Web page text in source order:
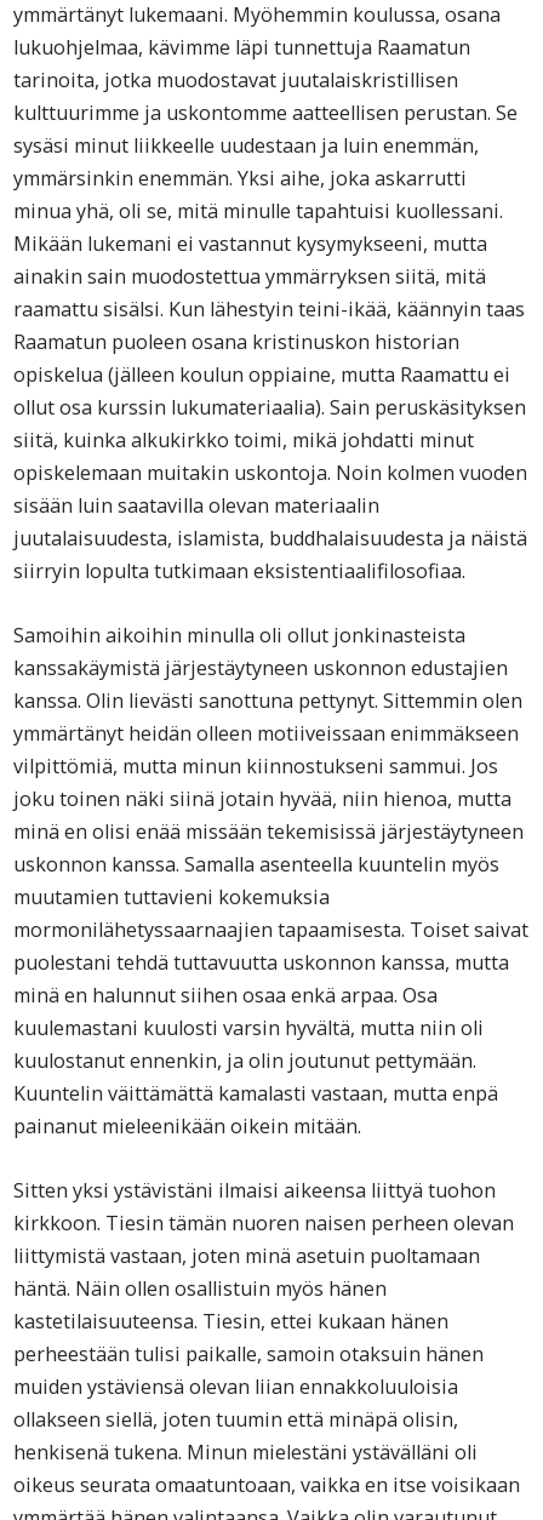
ymmärtänyt lukemaani. Myöhemmin koulussa, osana
lukuohjelmaa, kävimme läpi tunnettuja Raamatun
tarinoita, jotka muodostavat juutalaiskristillisen
kulttuurimme ja uskontomme aatteellisen perustan. Se
sysäsi minut liikkeelle uudestaan ja luin enemmän,
ymmärsinkin enemmän. Yksi aihe, joka askarrutti
minua yhä, oli se, mitä minulle tapahtuisi kuollessani.
Mikään lukemani ei vastannut kysymykseeni, mutta
ainakin sain muodostettua ymmärryksen siitä, mitä
raamattu sisälsi. Kun lähestyin teini-ikää, käännyin taas
Raamatun puoleen osana kristinuskon historian
opiskelua (jälleen koulun oppiaine, mutta Raamattu ei
ollut osa kurssin lukumateriaalia). Sain peruskäsityksen
siitä, kuinka alkukirkko toimi, mikä johdatti minut
opiskelemaan muitakin uskontoja. Noin kolmen vuoden
sisään luin saatavilla olevan materiaalin
juutalaisuudesta, islamista, buddhalaisuudesta ja näistä
siirryin lopulta tutkimaan eksistentiaalifilosofiaa.
Samoihin aikoihin minulla oli ollut jonkinasteista
kanssakäymistä järjestäytyneen uskonnon edustajien
kanssa. Olin lievästi sanottuna pettynyt. Sittemmin olen
ymmärtänyt heidän olleen motiiveissaan enimmäkseen
vilpittömiä, mutta minun kiinnostukseni sammui. Jos
joku toinen näki siinä jotain hyvää, niin hienoa, mutta
minä en olisi enää missään tekemisissä järjestäytyneen
uskonnon kanssa. Samalla asenteella kuuntelin myös
muutamien tuttavieni kokemuksia
mormonilähetyssaarnaajien tapaamisesta. Toiset saivat
puolestani tehdä tuttavuutta uskonnon kanssa, mutta
minä en halunnut siihen osaa enkä arpaa. Osa
kuulemastani kuulosti varsin hyvältä, mutta niin oli
kuulostanut ennenkin, ja olin joutunut pettymään.
Kuuntelin väittämättä kamalasti vastaan, mutta enpä
painanut mieleenikään oikein mitään.
Sitten yksi ystävistäni ilmaisi aikeensa liittyä tuohon
kirkkoon. Tiesin tämän nuoren naisen perheen olevan
liittymistä vastaan, joten minä asetuin puoltamaan
häntä. Näin ollen osallistuin myös hänen
kastetilaisuuteensa. Tiesin, ettei kukaan hänen
perheestään tulisi paikalle, samoin otaksuin hänen
muiden ystäviensä olevan liian ennakkoluuloisia
ollakseen siellä, joten tuumin että minäpä olisin,
henkisenä tukena. Minun mielestäni ystävälläni oli
oikeus seurata omaatuntoaan, vaikka en itse voisikaan